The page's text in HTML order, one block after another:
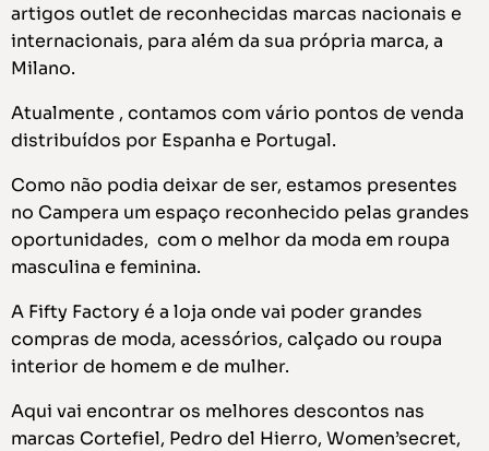
artigos outlet de reconhecidas marcas nacionais e
internacionais, para além da sua própria marca, a
Milano.
Atualmente , contamos com vário pontos de venda
distribuídos por Espanha e Portugal.
Como não podia deixar de ser, estamos presentes
no Campera um espaço reconhecido pelas grandes
oportunidades, com o melhor da moda em roupa
masculina e feminina.
A Fifty Factory é a loja onde vai poder grandes
compras de moda, acessórios, calçado ou roupa
interior de homem e de mulher.
Aqui vai encontrar os melhores descontos nas
marcas Cortefiel, Pedro del Hierro, Women’secret,